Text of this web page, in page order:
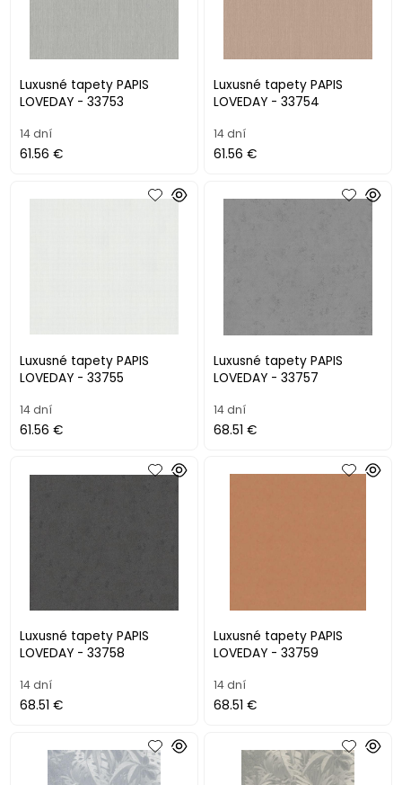
Luxusné tapety PAPIS
LOVEDAY - 33753
14 dní
61.56 €
Luxusné tapety PAPIS
LOVEDAY - 33754
14 dní
61.56 €
Luxusné tapety PAPIS
LOVEDAY - 33755
14 dní
61.56 €
Luxusné tapety PAPIS
LOVEDAY - 33757
14 dní
68.51 €
Luxusné tapety PAPIS
LOVEDAY - 33758
14 dní
68.51 €
Luxusné tapety PAPIS
LOVEDAY - 33759
14 dní
68.51 €